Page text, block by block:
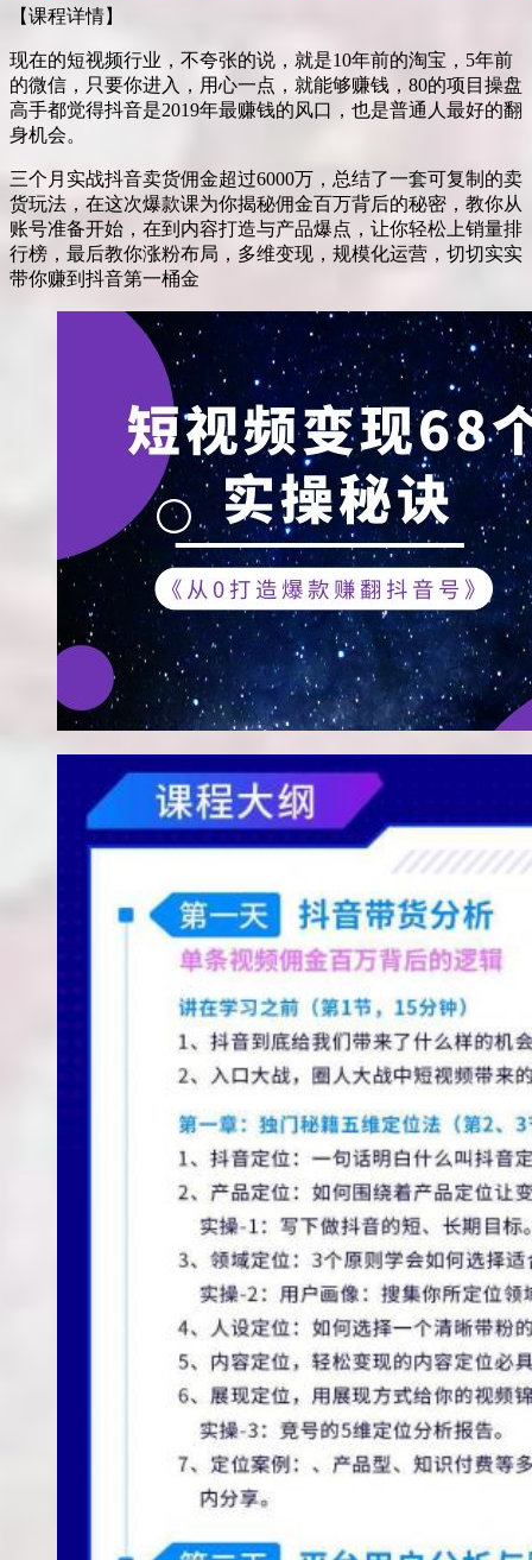
【课程详情】
现在的短视频行业，不夸张的说，就是10年前的淘宝，5年前
的微信，只要你进入，用心一点，就能够赚钱，80的项目操盘
高手都觉得抖音是2019年最赚钱的风口，也是普通人最好的翻
身机会。
三个月实战抖音卖货佣金超过6000万，总结了一套可复制的卖
货玩法，在这次爆款课为你揭秘佣金百万背后的秘密，教你从
账号准备开始，在到内容打造与产品爆点，让你轻松上销量排
行榜，最后教你涨粉布局，多维变现，规模化运营，切切实实
带你赚到抖音第一桶金